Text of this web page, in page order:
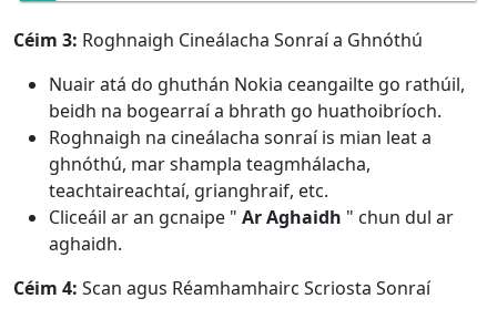
Céim 3: Roghnaigh Cineálacha Sonraí a Ghnóthú
Nuair atá do ghuthán Nokia ceangailte go rathúil,
beidh na bogearraí a bhrath go huathoibríoch.
Roghnaigh na cineálacha sonraí is mian leat a
ghnóthú, mar shampla teagmhálacha,
teachtaireachtaí, grianghraif, etc.
Cliceáil ar an gcnaipe " Ar Aghaidh " chun dul ar
aghaidh.
Céim 4: Scan agus Réamhamhairc Scriosta Sonraí